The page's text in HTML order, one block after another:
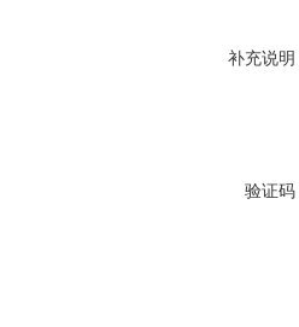
补充说明
验证码